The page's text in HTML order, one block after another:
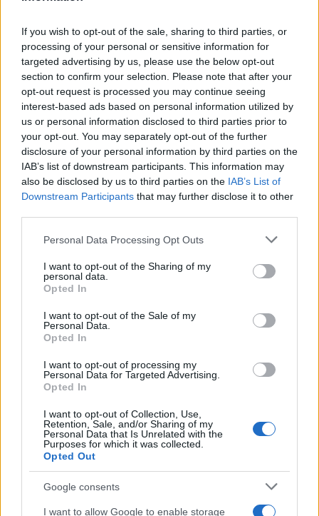
If you wish to opt-out of the sale, sharing to third parties, or
processing of your personal or sensitive information for
targeted advertising by us, please use the below opt-out
section to confirm your selection. Please note that after your
opt-out request is processed you may continue seeing
interest-based ads based on personal information utilized by
us or personal information disclosed to third parties prior to
your opt-out. You may separately opt-out of the further
disclosure of your personal information by third parties on the
IAB’s list of downstream participants. This information may
also be disclosed by us to third parties on the IAB’s List of
Downstream Participants that may further disclose it to other
Please note that this website/app uses one or more Google
not limited to your visit or usage behaviour. You may click to
grant or deny consent to Google and its third-party tags to
use your data for below specified purposes in below Google
consent section.
Personal Data Processing Opt Outs
I want to opt-out of the Sharing of my
personal data.
Opted In
I want to opt-out of the Sale of my
Personal Data.
Opted In
I want to opt-out of processing my
Personal Data for Targeted Advertising.
Opted In
I want to opt-out of Collection, Use,
Retention, Sale, and/or Sharing of my
Personal Data that Is Unrelated with the
Purposes for which it was collected.
Opted Out
Google consents
I want to allow Google to enable storage
2000 /2000
Υποβολή σχολίου
Όροι Χρήσης. Το site προστατεύεται από reCAPTCHA, ισχύουν
Πολιτική Απορρήτου
Όροι Χρήσης της Google.
Lifestyle
ΙΩΑΝΝΑ ΤΟΥΝΗ
ΡΑΜΟΝΑ ΒΛΑΝΤΗ
Share:
Ακολουθήστε το Νewsit.gr στοGoogle News
τελευταία νέατης ημέρας
Πιο δημοφιλή
Σοκαριστική υπόθεση στην Κρήτη:
να ασελγήσει σε 10χρονο κορίτσι - Το παιδί
καθόταν αμέριμνο σε αυλή επιχείρησης
Ryanair: «Ένα κομμάτι του προσώπου του
ήταν σαν πλαστελίνη», συγκλονίζει η
επιβάτιδα που έσωσε τον Σέρβο όταν
έσπασε το παράθυρο του αεροπλάνου
Ανησυχία από το ξέσπασμα του ιού του